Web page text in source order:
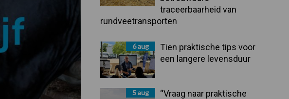
traceerbaarheid van
rundveetransporten
6 aug
Tien praktische tips voor
een langere levensduur
5 aug
“Vraag naar praktische